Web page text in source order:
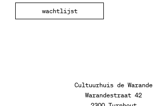
wachtlijst
Cultuurhuis de Warande
Warandestraat 42